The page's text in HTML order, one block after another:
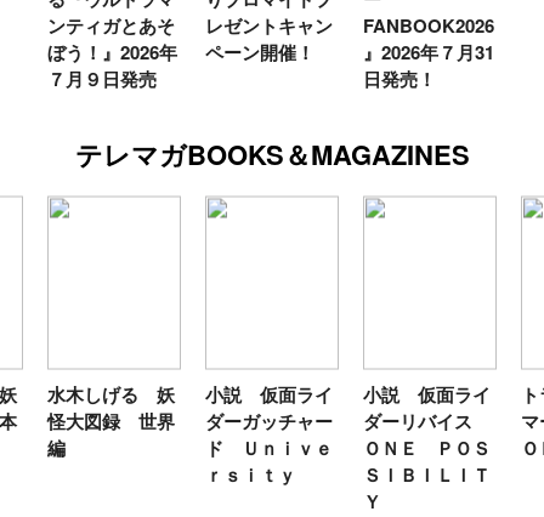
ンティガとあそ
ぼう！』2026年
７月９日発売
レゼントキャン
ペーン開催！
FANBOOK2026
』2026年７月31
日発売！
テレマガBOOKS＆MAGAZINES
水木しげる 妖
怪大図録 世界
編
小説 仮面ライ
ダーガッチャー
ド Ｕｎｉｖｅ
ｒｓｉｔｙ
小説 仮面ライ
ダーリバイス
ＯＮＥ ＰＯＳ
ＳＩＢＩＬＩＴ
Ｙ